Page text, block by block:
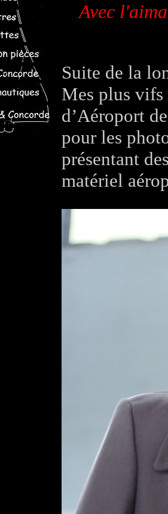
Avec
Suite de la
Mes plus vifs
d’Aéroport
pour les
présentant
matériel